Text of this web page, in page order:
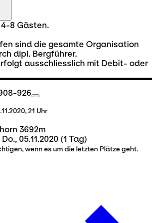
8 Gästen.
sind die gesamte Organisation
dipl. Bergführer.
ausschliesslich mit Debit- oder
926
21 Uhr
3692m
05.11.2020 (1 Tag)
wenn es um die letzten Plätze geht.